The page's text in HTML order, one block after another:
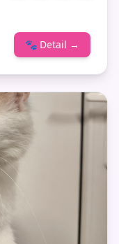
🐾 Detail →